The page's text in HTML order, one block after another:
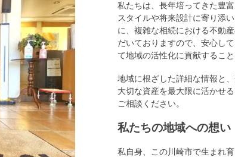
私たちは、長年培ってきた豊
スタイルや将来設計に寄り添
に、複雑な相続における不動
だいておりますので、安心し
て地域の活性化に貢献するこ
地域に根ざした詳細な情報と
大切な資産を最大限に活かせ
ご相談ください。
私たちの地域への想い
私自身、この川崎市で生まれ